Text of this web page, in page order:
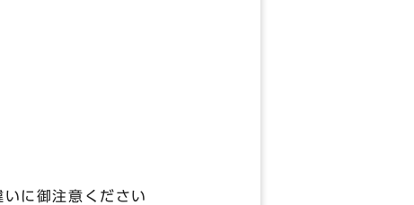
御注意ください